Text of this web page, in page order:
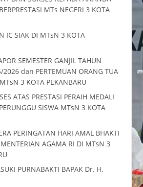
MTs NEGERI 3 KOTA
IC SIAK DI MTsN 3 KOTA
SEMESTER GANJIL TAHUN
2026 dan PERTEMUAN ORANG TUA
3 KOTA PEKANBARU
ATAS PRESTASI PERAIH MEDALI
SISWA MTsN 3 KOTA
PERINGATAN HARI AMAL BHAKTI
AGAMA RI DI MTsN 3
PURNABAKTI BAPAK Dr. H.